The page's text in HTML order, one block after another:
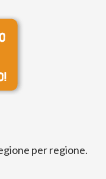
per regione.